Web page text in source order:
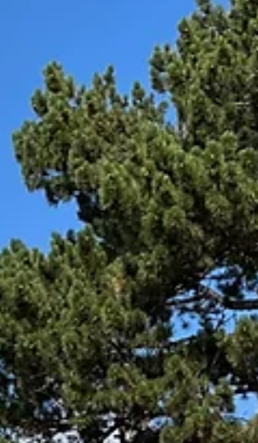
nationale des TEPOS à
Saint-Martin en Haut